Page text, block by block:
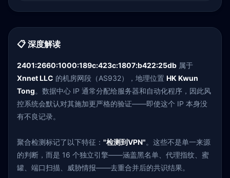
📋 深度解读
2401:2660:1000:189c:423c:1807:b422:25db 属于
Xnnet LLC 的机房网段（AS932），地理位置 HK Kwun
Tong。数据中心 IP 通常分配给服务器和自动化程序，因此风
控系统会默认对其施加更严格的验证——即使这个 IP 本身没
有不良记录。
聚合检测标记了以下特征： "检测到VPN"。这些不是单一来源
的判断，而是 16 个独立引擎——涵盖黑名单、代理指纹、蜜
罐、端口扫描、威胁情报——去重合并后的共识结果。